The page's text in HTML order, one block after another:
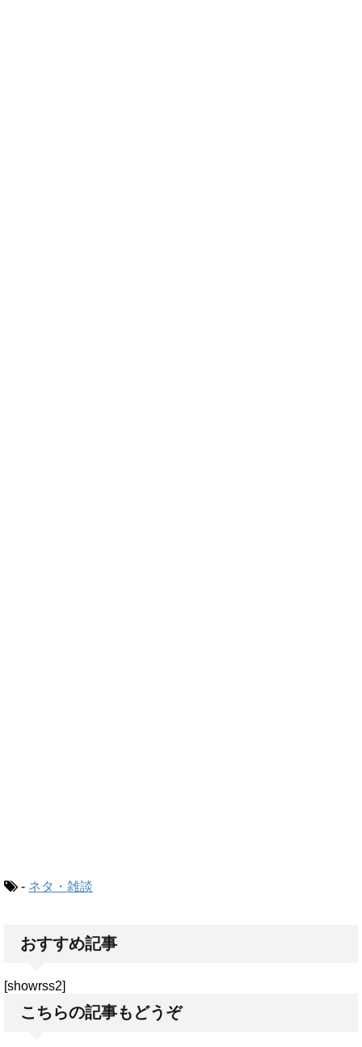
- ネタ・雑談
おすすめ記事
[showrss2]
こちらの記事もどうぞ